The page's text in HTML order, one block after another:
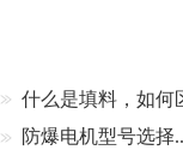
什么是填料，如何
作用...
防爆电机型号选择